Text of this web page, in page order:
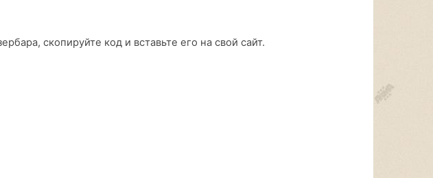
скопируйте код и вставьте его на свой сайт.